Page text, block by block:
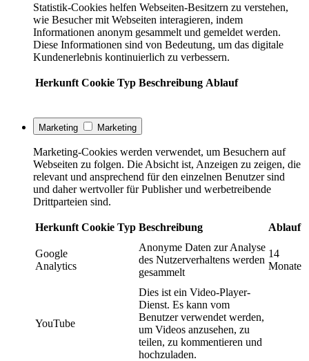
Statistik-Cookies helfen Webseiten-Besitzern zu verstehen,
wie Besucher mit Webseiten interagieren, indem
Informationen anonym gesammelt und gemeldet werden.
Diese Informationen sind von Bedeutung, um das digitale
Kundenerlebnis kontinuierlich zu verbessern.
Herkunft Cookie Typ Beschreibung Ablauf
Marketing Marketing
Marketing-Cookies werden verwendet, um Besuchern auf
Webseiten zu folgen. Die Absicht ist, Anzeigen zu zeigen, die
relevant und ansprechend für den einzelnen Benutzer sind
und daher wertvoller für Publisher und werbetreibende
Drittparteien sind.
Herkunft Cookie Typ Beschreibung Ablauf
Google
Analytics
Anonyme Daten zur Analyse
des Nutzerverhaltens werden
gesammelt
14
Monate
YouTube
Dies ist ein Video-Player-
Dienst. Es kann vom
Benutzer verwendet werden,
um Videos anzusehen, zu
teilen, zu kommentieren und
hochzuladen.